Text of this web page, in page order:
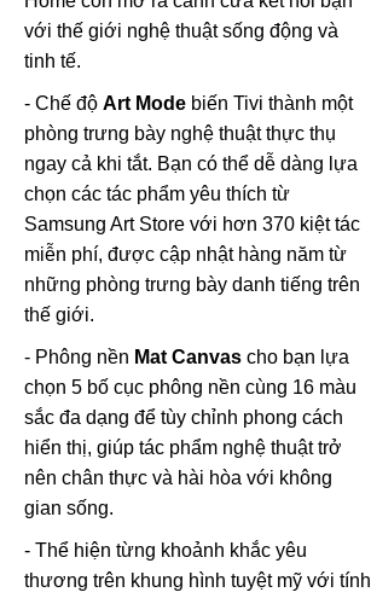
với thế giới nghệ thuật sống động và
tinh tế.
- Chế độ Art Mode biến Tivi thành một
phòng trưng bày nghệ thuật thực thụ
ngay cả khi tắt. Bạn có thể dễ dàng lựa
chọn các tác phẩm yêu thích từ
Samsung Art Store với hơn 370 kiệt tác
miễn phí, được cập nhật hàng năm từ
những phòng trưng bày danh tiếng trên
thế giới.
- Phông nền Mat Canvas cho bạn lựa
chọn 5 bố cục phông nền cùng 16 màu
sắc đa dạng để tùy chỉnh phong cách
hiển thị, giúp tác phẩm nghệ thuật trở
nên chân thực và hài hòa với không
gian sống.
- Thể hiện từng khoảnh khắc yêu
thương trên khung hình tuyệt mỹ với tính